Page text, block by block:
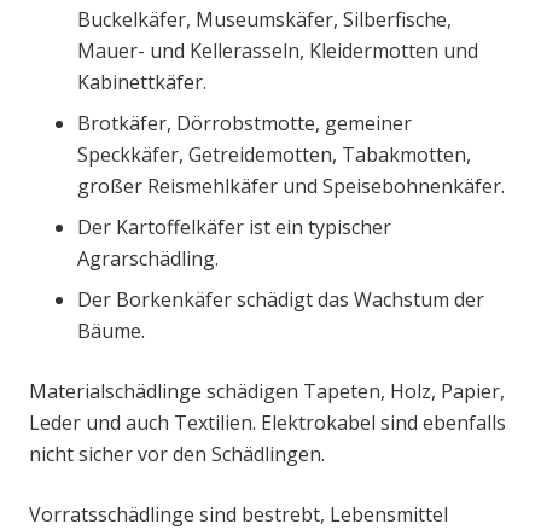
Buckelkäfer, Museumskäfer, Silberfische,
Mauer- und Kellerasseln, Kleidermotten und
Kabinettkäfer.
Brotkäfer, Dörrobstmotte, gemeiner
Speckkäfer, Getreidemotten, Tabakmotten,
großer Reismehlkäfer und Speisebohnenkäfer.
Der Kartoffelkäfer ist ein typischer
Agrarschädling.
Der Borkenkäfer schädigt das Wachstum der
Bäume.
Materialschädlinge schädigen Tapeten, Holz, Papier,
Leder und auch Textilien. Elektrokabel sind ebenfalls
nicht sicher vor den Schädlingen.
Vorratsschädlinge sind bestrebt, Lebensmittel